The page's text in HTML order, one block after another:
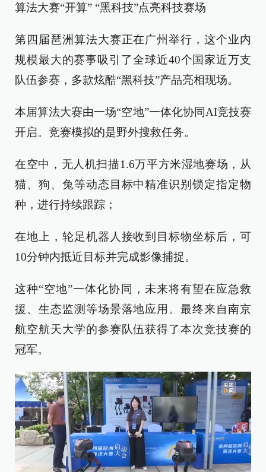
算法大赛“开算” “黑科技”点亮科技赛场
第四届琶洲算法大赛正在广州举行，这个业内
规模最大的赛事吸引了全球近40个国家近万支
队伍参赛，多款炫酷“黑科技”产品亮相现场。
本届算法大赛由一场“空地”一体化协同AI竞技赛
开启。竞赛模拟的是野外搜救任务。
在空中，无人机扫描1.6万平方米湿地赛场，从
猫、狗、兔等动态目标中精准识别锁定指定物
种，进行持续跟踪；
在地上，轮足机器人接收到目标物坐标后，可
10分钟内抵近目标并完成影像捕捉。
这种“空地”一体化协同，未来将有望在应急救
援、生态监测等场景落地应用。最终来自南京
航空航天大学的参赛队伍获得了本次竞技赛的
冠军。